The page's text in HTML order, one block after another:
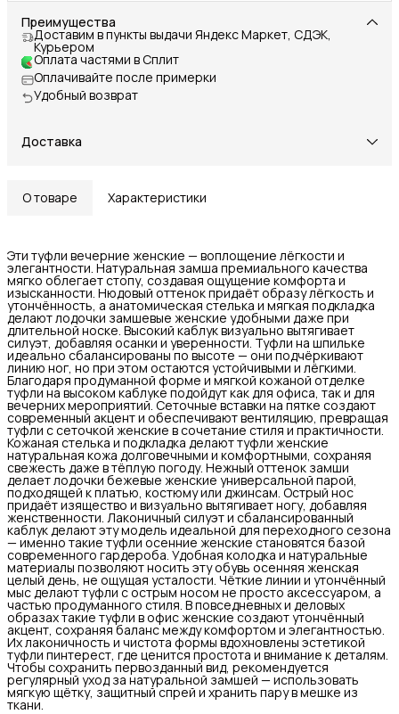
Преимущества
Доставим в пункты выдачи Яндекс Маркет, СДЭК,
Курьером
Оплата частями в Сплит
Оплачивайте после примерки
Удобный возврат
Доставка
О товаре Характеристики
Эти туфли вечерние женские — воплощение лёгкости и
элегантности. Натуральная замша премиального качества
мягко облегает стопу, создавая ощущение комфорта и
изысканности. Нюдовый оттенок придаёт образу лёгкость и
утончённость, а анатомическая стелька и мягкая подкладка
делают лодочки замшевые женские удобными даже при
длительной носке. Высокий каблук визуально вытягивает
силуэт, добавляя осанки и уверенности. Туфли на шпильке
идеально сбалансированы по высоте — они подчёркивают
линию ног, но при этом остаются устойчивыми и лёгкими.
Благодаря продуманной форме и мягкой кожаной отделке
туфли на высоком каблуке подойдут как для офиса, так и для
вечерних мероприятий. Сеточные вставки на пятке создают
современный акцент и обеспечивают вентиляцию, превращая
туфли с сеточкой женские в сочетание стиля и практичности.
Кожаная стелька и подкладка делают туфли женские
натуральная кожа долговечными и комфортными, сохраняя
свежесть даже в тёплую погоду. Нежный оттенок замши
делает лодочки бежевые женские универсальной парой,
подходящей к платью, костюму или джинсам. Острый нос
придаёт изящество и визуально вытягивает ногу, добавляя
женственности. Лаконичный силуэт и сбалансированный
каблук делают эту модель идеальной для переходного сезона
— именно такие туфли осенние женские становятся базой
современного гардероба. Удобная колодка и натуральные
материалы позволяют носить эту обувь осенняя женская
целый день, не ощущая усталости. Чёткие линии и утончённый
мыс делают туфли с острым носом не просто аксессуаром, а
частью продуманного стиля. В повседневных и деловых
образах такие туфли в офис женские создают утончённый
акцент, сохраняя баланс между комфортом и элегантностью.
Их лаконичность и чистота формы вдохновлены эстетикой
туфли пинтерест, где ценится простота и внимание к деталям.
Чтобы сохранить первозданный вид, рекомендуется
регулярный уход за натуральной замшей — использовать
мягкую щётку, защитный спрей и хранить пару в мешке из
ткани.